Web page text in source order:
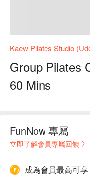
Kaew Pilates Studio
Group Pilates
60 Mins
FunNow 專屬
立即了解會員專屬回饋
成為會員最高可